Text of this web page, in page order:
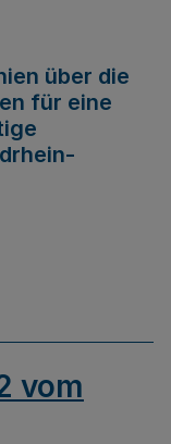
über die
für eine
vom